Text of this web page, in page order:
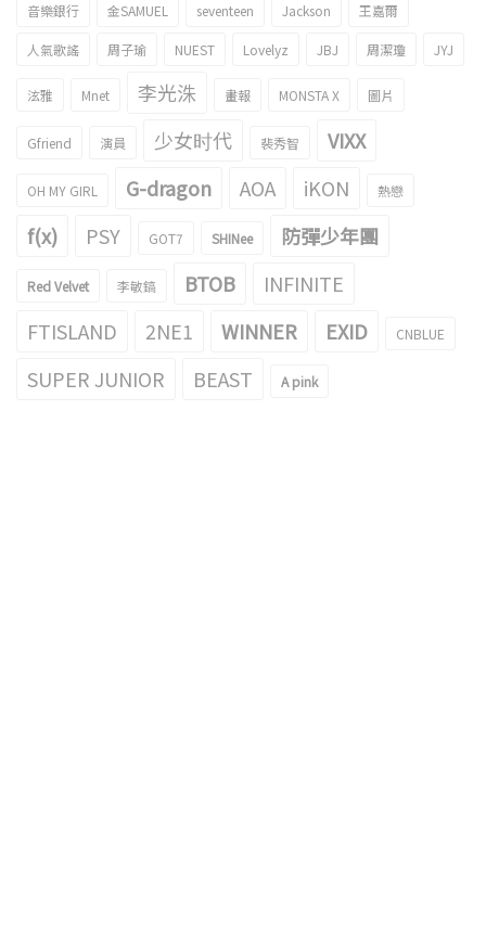
音樂銀行 金SAMUEL seventeen Jackson 王嘉爾
人氣歌謠 周子瑜 NUEST Lovelyz JBJ 周潔瓊 JYJ
泫雅 Mnet 李光洙 畫報 MONSTA X 圖片
Gfriend 演員 少女时代 裴秀智 VIXX
OH MY GIRL G-dragon AOA iKON 熱戀
f(x) PSY GOT7 SHINee 防彈少年團
Red Velvet 李敏鎬 BTOB
INFINITE
FTISLAND
2NE1 WINNER EXID CNBLUE
SUPER JUNIOR BEAST A pink